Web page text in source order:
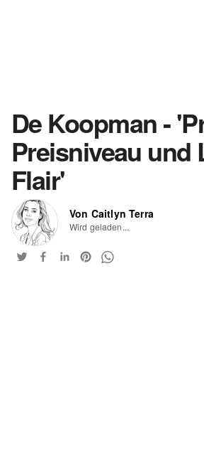
De Koopman -
Preisniveau und
Flair'
Von Caitlyn Terra
Wird geladen...